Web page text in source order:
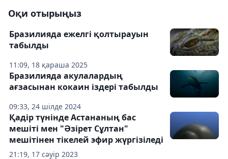
Оқи отырыңыз
11:09, 18 қараша 2025
Бразилияда ежелгі қолтырауын
табылды
09:33, 24 шілде 2024
Бразилияда акулалардың
ағзасынан кокаин іздері табылды
21:19, 17 сәуір 2023
Қадір түнінде Астананың бас
мешіті мен "Әзірет Сұлтан"
мешітінен тікелей эфир жүргізіледі